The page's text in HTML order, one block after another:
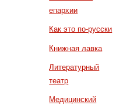
епархии
Как это по-русски
Книжная лавка
Литературный
театр
Медицинский